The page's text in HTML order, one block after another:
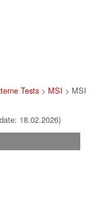
Tests> MSI > MSI
18.02.2026)